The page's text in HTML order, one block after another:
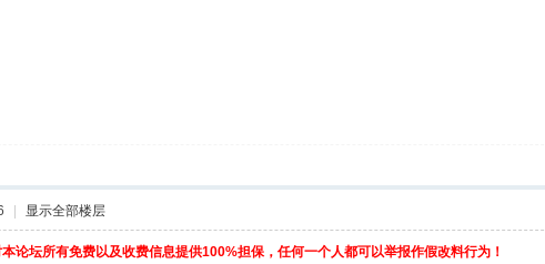
显示全部楼层
论坛所有免费以及收费信息提供100%担保，任何一个人都可以举报作假改料行为！